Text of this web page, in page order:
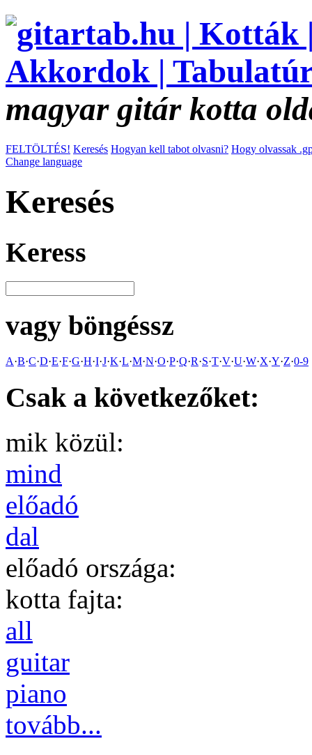
magyar gitár kotta
FELTÖLTÉS! Keresés Hogyan kell tabot olvasni? Hogy olvassak
Change language
Keresés
Keress
vagy böngéssz
A·B·C·D·E·F·G·H·I·J·K·L·M·N·O·P·Q·R·S·T·V·U·W·X·Y·Z·0-9
Csak a következőket:
mik közül:
mind
előadó
dal
előadó országa:
kotta fajta:
all
guitar
piano
tovább...